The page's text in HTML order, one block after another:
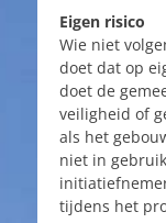
Eigen risico
Wie niet
doet dat op
doet de
veiligheid of
als het
niet in
tijdens het